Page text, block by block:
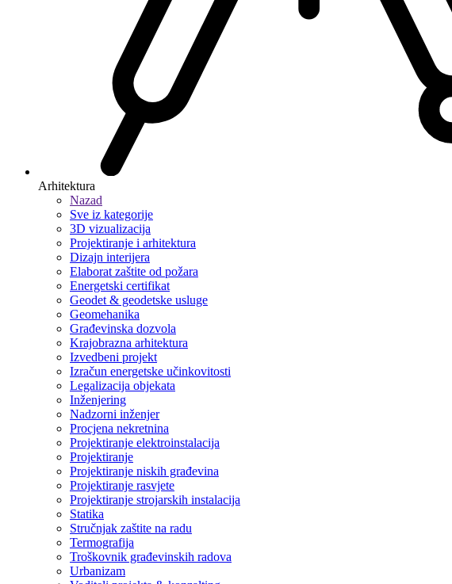
Arhitektura
Nazad
Sve iz kategorije
3D vizualizacija
Projektiranje i arhitektura
Dizajn interijera
Elaborat zaštite od požara
Energetski certifikat
Geodet & geodetske usluge
Geomehanika
Građevinska dozvola
Krajobrazna arhitektura
Izvedbeni projekt
Izračun energetske učinkovitosti
Legalizacija objekata
Inženjering
Nadzorni inženjer
Procjena nekretnina
Projektiranje elektroinstalacija
Projektiranje
Projektiranje niskih građevina
Projektiranje rasvjete
Projektiranje strojarskih instalacija
Statika
Stručnjak zaštite na radu
Termografija
Troškovnik građevinskih radova
Urbanizam